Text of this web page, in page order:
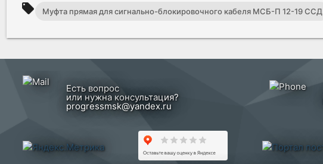
local_offer Муфта прямая для сигнально-блокировочного кабеля МСБ-П 12-19 ССД
Есть вопрос
или нужна консультация?
progressmsk@yandex.ru